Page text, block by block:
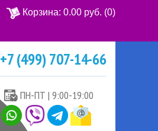
Корзина: 0.00 руб. (0)
+7 (499) 707-14-66
ПН-ПТ | 9:00-19:00